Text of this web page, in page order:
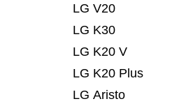
LG Aristo
LG K20 Plus
LG K20 V
LG K30
LG V20